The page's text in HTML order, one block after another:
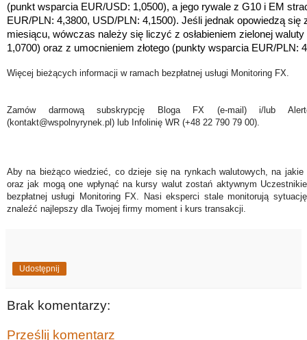
(punkt wsparcia EUR/USD: 1,0500), a jego rywale z G10 i EM
EUR/PLN: 4,3800, USD/PLN: 4,1500). Jeśli jednak opowiedzą się
miesiącu, wówczas należy się liczyć z osłabieniem zielonej
1,0700) oraz z umocnieniem złotego (punkty wsparcia EUR/PLN:
Więcej bieżących informacji w ramach bezpłatnej usługi Monitoring FX.
Zamów darmową subskrypcję Bloga FX (e-mail) i/lub
(kontakt@wspolnyrynek.pl) lub Infolinię WR (+48 22 790 79 00).
Aby na bieżąco wiedzieć, co dzieje się na rynkach walutowych, na
oraz jak mogą one wpłynąć na kursy walut zostań aktywnym
bezpłatnej usługi Monitoring FX. Nasi eksperci stale monitorują
znaleźć najlepszy dla Twojej firmy moment i kurs transakcji.
Udostępnij
Brak komentarzy:
Prześlij komentarz